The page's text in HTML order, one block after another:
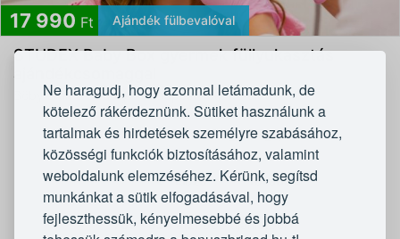
Ne haragudj, hogy azonnal letámadunk, de
kötelező rákérdeznünk. Sütiket használunk a
tartalmak és hirdetések személyre szabásához,
közösségi funkciók biztosításához, valamint
weboldalunk elemzéséhez. Kérünk, segítsd
munkánkat a sütik elfogadásával, hogy
fejleszthessük, kényelmesebbé és jobbá
17 990 Ft Ajándék fülbevalóval
STUDEX Baby Box gyermek füllyukasztás
ajándékcsomaggal
Böby Skin & Beauty - Budapest - XI. kerület
1 ... 23 24
Előző Tovább
789 - 824a(z) 860 ajánlatból